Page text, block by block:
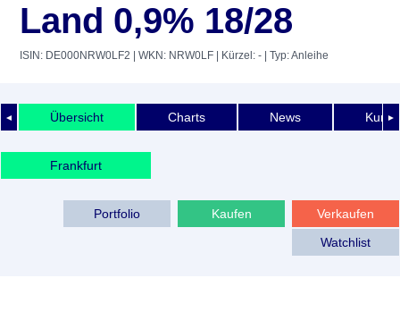
Land 0,9% 18/28
ISIN: DE000NRW0LF2 | WKN: NRW0LF | Kürzel: - | Typ: Anleihe
◄ ►
Übersicht Charts News
Frankfurt
Verkaufen
Kaufen
Portfolio
Watchlist